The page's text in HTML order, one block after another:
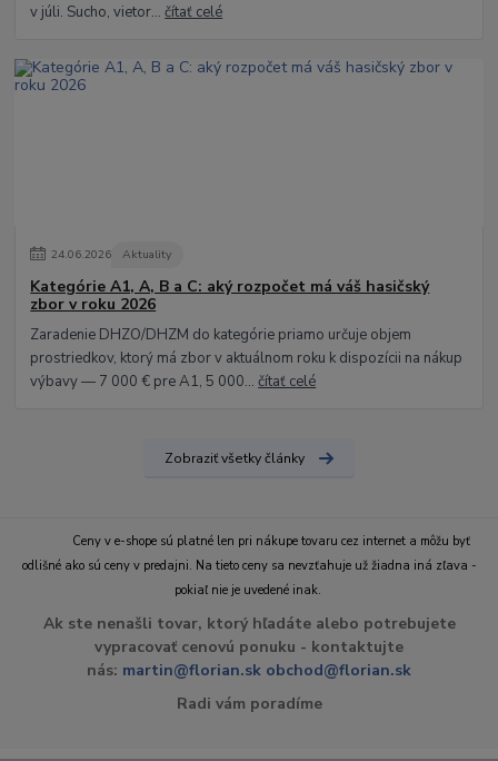
v júli. Sucho, vietor...čítať celé
24.06.2026 Aktuality
Kategórie A1, A, B a C: aký rozpočet má váš hasičský
zbor v roku 2026
Zaradenie DHZO/DHZM do kategórie priamo určuje objem
prostriedkov, ktorý má zbor v aktuálnom roku k dispozícii na nákup
výbavy — 7 000 € pre A1, 5 000...čítať celé
Zobraziť všetky články
Ceny v e-shope sú platné len pri nákupe tovaru cez internet a môžu byť
odlišné ako sú ceny v predajni. Na tieto ceny sa nevzťahuje už žiadna iná zľava -
pokiaľ nie je uvedené inak.
Ak ste nenašli tovar, ktorý hľadáte alebo potrebujete
vypracovať cenovú ponuku - kontaktujte
nás: martin@florian.sk obchod@florian.sk
Radi vám poradíme